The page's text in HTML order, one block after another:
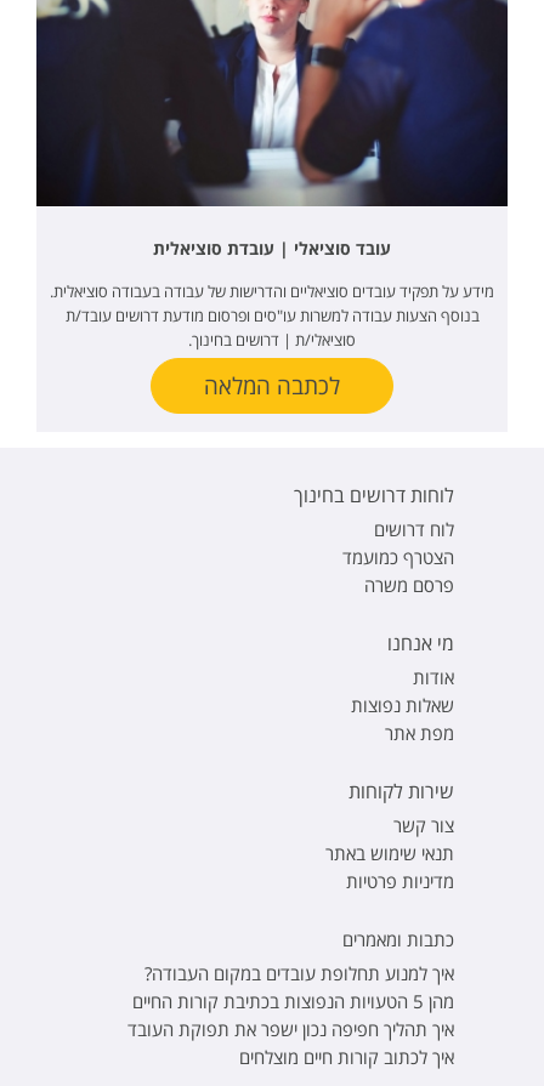
עובד סוציאלי | עובדת סוציאלית
מידע על תפקיד עובדים סוציאליים והדרישות של עבודה בעבודה סוציאלית.
בנוסף הצעות עבודה למשרות עו"סים ופרסום מודעת דרושים עובד/ת
סוציאלי/ת | דרושים בחינוך.
לכתבה המלאה
לוחות דרושים בחינוך
לוח דרושים
הצטרף כמועמד
פרסם משרה
מי אנחנו
אודות
שאלות נפוצות
מפת אתר
שירות לקוחות
צור קשר
תנאי שימוש באתר
מדיניות פרטיות
כתבות ומאמרים
איך למנוע תחלופת עובדים במקום העבודה?
מהן 5 הטעויות הנפוצות בכתיבת קורות החיים
איך תהליך חפיפה נכון ישפר את תפוקת העובד
איך לכתוב קורות חיים מוצלחים